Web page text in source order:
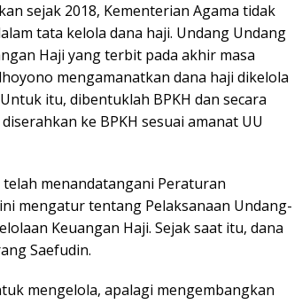
sejak 2018, Kementerian Agama tidak
tata kelola dana haji. Undang Undang
Haji yang terbit pada akhir masa
mengamanatkan dana haji dikelola
itu, dibentuklah BPKH dan secara
ke BPKH sesuai amanat UU
telah menandatangani Peraturan
mengatur tentang Pelaksanaan Undang-
Keuangan Haji. Sejak saat itu, dana
Saefudin.
mengelola, apalagi mengembangkan